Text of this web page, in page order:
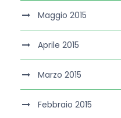
Maggio 2015
Aprile 2015
Marzo 2015
Febbraio 2015